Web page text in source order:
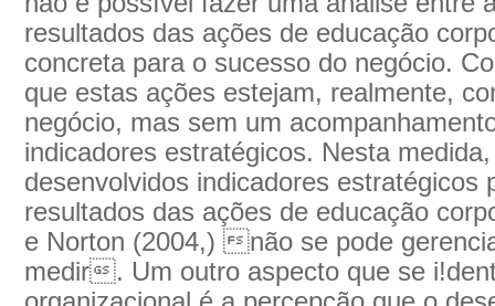
resultados das ações de educação
concreta para o sucesso do negócio.
que estas ações estejam, realmente,
negócio, mas sem um
indicadores estratégicos. Nesta
desenvolvidos indicadores estratégicos
resultados das ações de educação
e Norton (2004,) não se pode
medir. Um outro aspecto que se